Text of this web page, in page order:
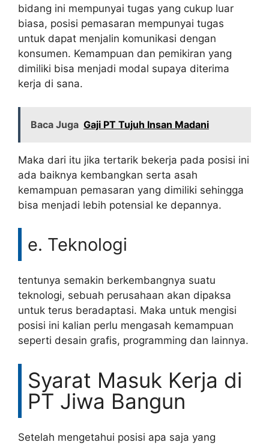
bidang ini mempunyai tugas yang cukup luar
biasa, posisi pemasaran mempunyai tugas
untuk dapat menjalin komunikasi dengan
konsumen. Kemampuan dan pemikiran yang
dimiliki bisa menjadi modal supaya diterima
kerja di sana.
Baca Juga Gaji PT Tujuh Insan Madani
Maka dari itu jika tertarik bekerja pada posisi ini
ada baiknya kembangkan serta asah
kemampuan pemasaran yang dimiliki sehingga
bisa menjadi lebih potensial ke depannya.
e. Teknologi
tentunya semakin berkembangnya suatu
teknologi, sebuah perusahaan akan dipaksa
untuk terus beradaptasi. Maka untuk mengisi
posisi ini kalian perlu mengasah kemampuan
seperti desain grafis, programming dan lainnya.
Syarat Masuk Kerja di
PT Jiwa Bangun
Setelah mengetahui posisi apa saja yang